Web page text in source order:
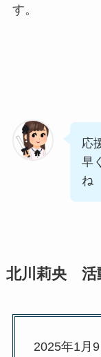
す。
応
早
ね
北川莉央 活
2025年1月9